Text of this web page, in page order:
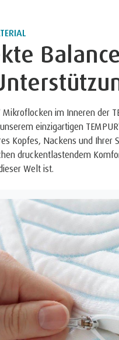
Mikroflocken im Inneren der
einzigartigen TEMPUR
Kopfes, Nackens und Ihrer
druckentlastendem
Welt ist.